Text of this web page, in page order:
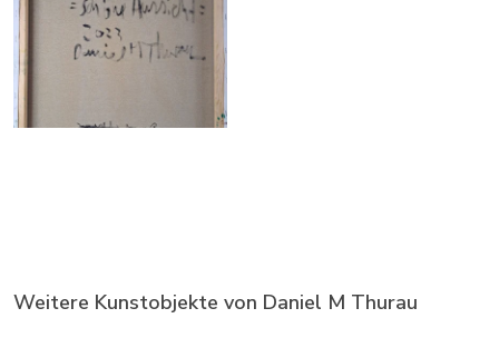
Weitere Kunstobjekte von Daniel M Thurau